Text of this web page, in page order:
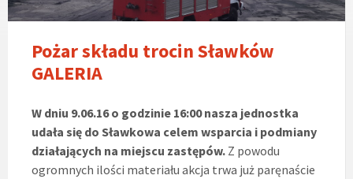
Pożar składu trocin Sławków
GALERIA
W dniu 9.06.16 o godzinie 16:00 nasza jednostka
udała się do Sławkowa celem wsparcia i podmiany
działających na miejscu zastępów. Z powodu
ogromnych ilości materiału akcja trwa już paręnaście